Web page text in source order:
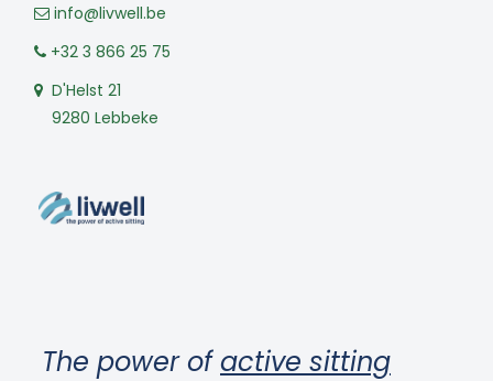
info@livwell.be
+32 3 866 25 75
D'Helst 21
9280 Lebbeke
The power ofactive sitting